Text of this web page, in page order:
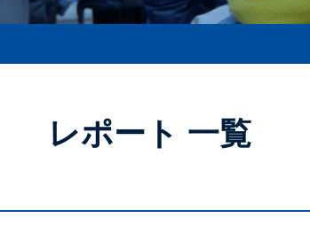
レポート 一覧